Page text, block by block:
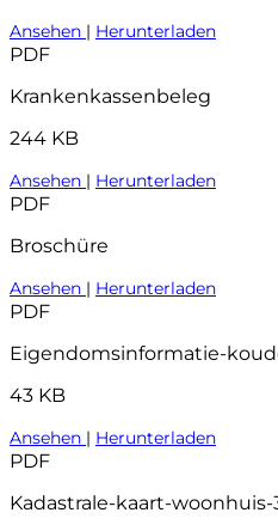
Ansehen | Herunterladen
PDF
Krankenkassenbeleg
244 KB
Ansehen | Herunterladen
PDF
Broschüre
Ansehen | Herunterladen
PDF
43 KB
Ansehen | Herunterladen
PDF
Kadastrale-kaart-woonhuis-